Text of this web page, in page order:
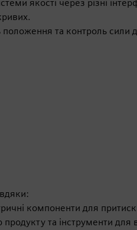
якості через різні
та контроль сили
компоненти для
продукту та інструменти для